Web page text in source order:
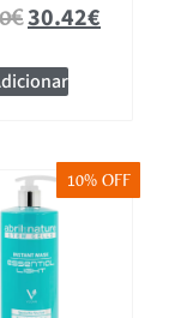
€30.42€
10% OFF